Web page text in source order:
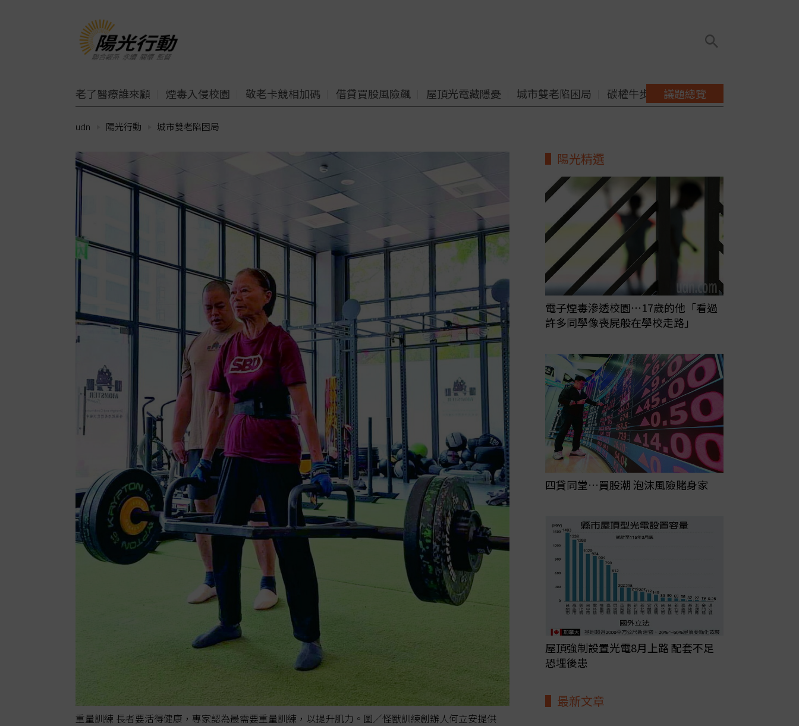
老了醫療誰來顧 煙毒入侵校園 敬老卡競相加碼 借貸買股風險飆 屋頂光電藏隱憂 城市雙老陷困局 碳權牛步缺配套議題總覽
udn 陽光行動 城市雙老陷困局
重量訓練 長者要活得健康，專家認為最需要重量訓練，以提升肌力。圖／怪獸訓練創辦人何立安提供
陽光精選
電子煙毒滲透校園⋯17歲的他「看過
許多同學像喪屍般在學校走路」
四貸同堂…買股潮 泡沫風險賭身家
屋頂強制設置光電8月上路 配套不足
恐埋後患
最新文章